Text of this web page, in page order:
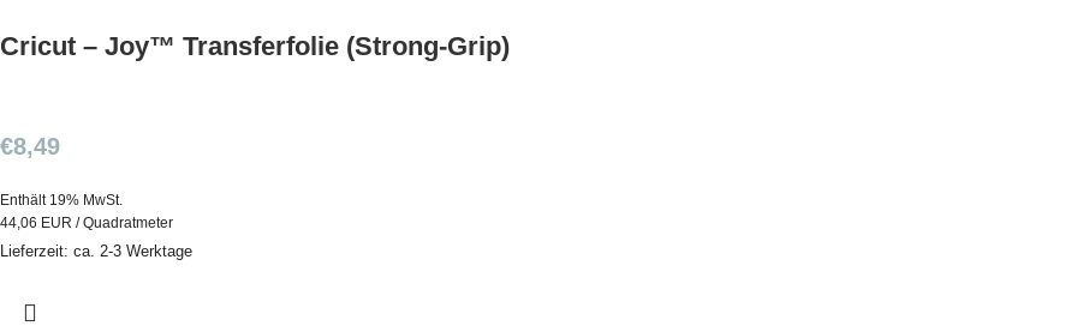
Cricut – Joy™ Transferfolie (Strong-Grip)
€8,49
Enthält 19% MwSt.
44,06 EUR / Quadratmeter
Lieferzeit: ca. 2-3 Werktage